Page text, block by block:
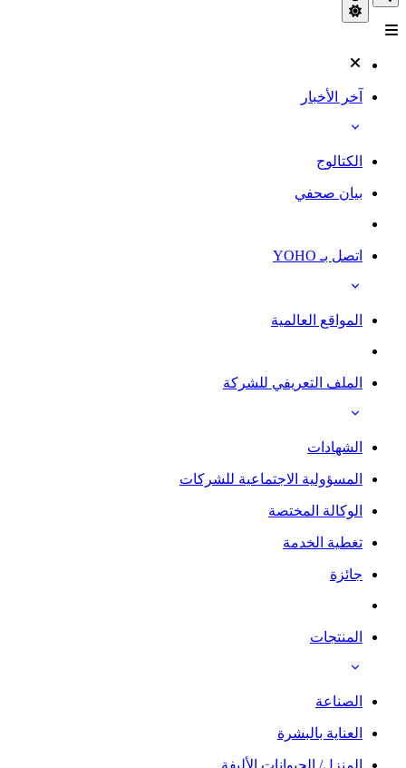
آخر الأخبار
الكتالوج
بيان صحفي
اتصل بـ YOHO
المواقع العالمية
الملف التعريفي للشركة
الشهادات
المسؤولية الاجتماعية للشركات
الوكالة المختصة
تغطية الخدمة
جائزة
المنتجات
الصناعة
العناية بالبشرة
المنزل/ الحيوانات الأليفة